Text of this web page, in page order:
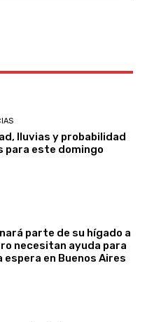
lluvias y probabilidad
para este domingo
parte de su hígado a
necesitan ayuda para
en Buenos Aires